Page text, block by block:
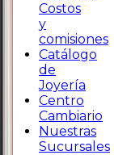
Costos
y
comisiones
Catálogo
de
Joyería
Centro
Cambiario
Nuestras
Sucursales